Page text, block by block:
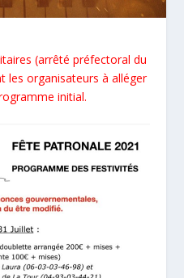
(arrêté préfectoral du
les organisateurs à alléger
initial.